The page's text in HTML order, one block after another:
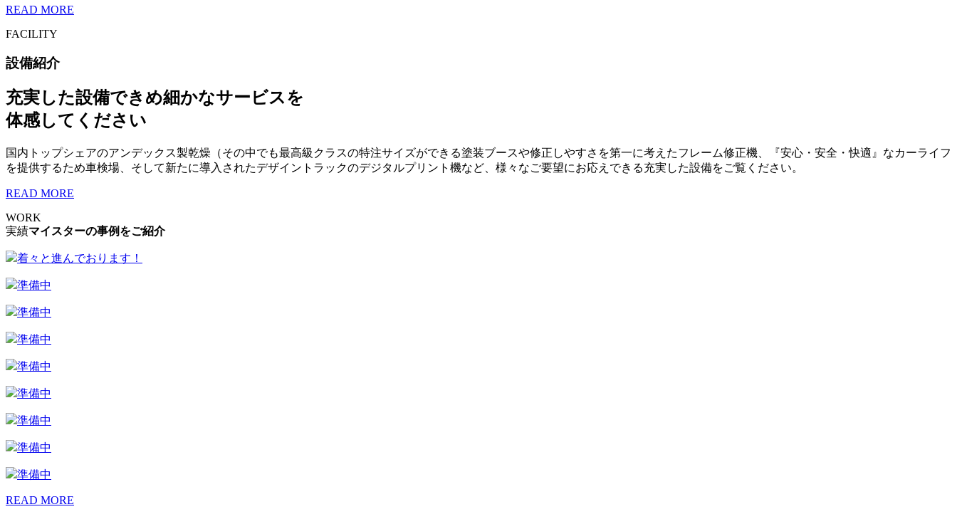
READ MORE
FACILITY
設備紹介
充実した設備できめ細かなサービスを
体感してください
国内トップシェアのアンデックス製乾燥（その中でも最高級クラスの特注サイズができる塗装ブースや修正しやすさを第一に考えたフレーム修正機、『安心・安全・快適』なカーライフ
を提供するため車検場、そして新たに導入されたデザイントラックのデジタルプリント機など、様々なご要望にお応えできる充実した設備をご覧ください。
READ MORE
WORK
実績マイスターの事例をご紹介
着々と進んでおります！
準備中
準備中
準備中
準備中
準備中
準備中
準備中
準備中
READ MORE